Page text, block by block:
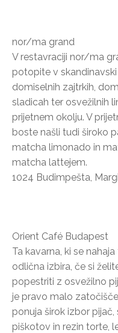
nor/ma grand
V restavraciji nor/ma
potopite v
domiselnih zajtrkih,
sladicah ter osvežilnih
prijetnem okolju. V
boste našli tudi široko
matcha limonado in
matcha lattejem.
1024 Budimpešta,
Orient Café Budapest
Ta kavarna, ki se
odlična izbira, če si
popestriti z osvežilno
je pravo malo
ponuja širok izbor
piškotov in rezin torte,